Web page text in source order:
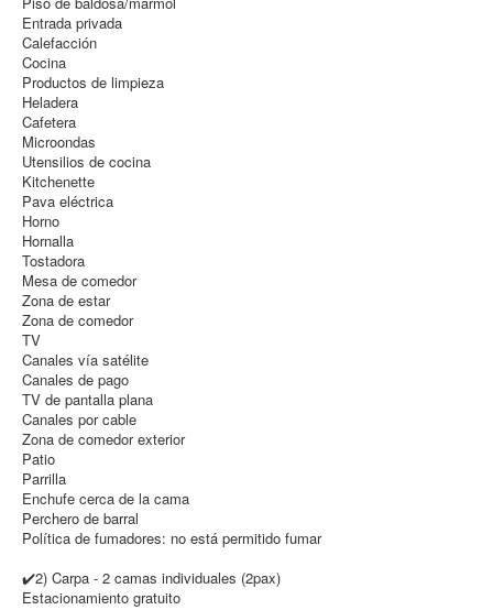
Entrada privada
Calefacción
Cocina
Productos de limpieza
Heladera
Cafetera
Microondas
Utensilios de cocina
Kitchenette
Pava eléctrica
Horno
Hornalla
Tostadora
Mesa de comedor
Zona de estar
Zona de comedor
TV
Canales vía satélite
Canales de pago
TV de pantalla plana
Canales por cable
Zona de comedor exterior
Patio
Parrilla
Enchufe cerca de la cama
Perchero de barral
Política de fumadores: ​no está permitido fumar
✔️2) Carpa - 2 camas individuales (2pax)
Estacionamiento gratuito